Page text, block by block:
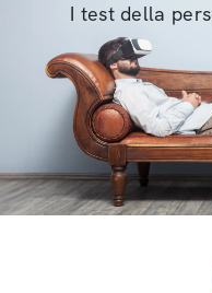
I test della